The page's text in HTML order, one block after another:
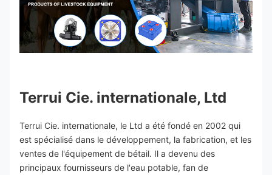
Terrui Cie. internationale, Ltd
Terrui Cie. internationale, le Ltd a été fondé en 2002 qui
est spécialisé dans le développement, la fabrication, et les
ventes de l'équipement de bétail. Il a devenu des
principaux fournisseurs de l'eau potable, fan de